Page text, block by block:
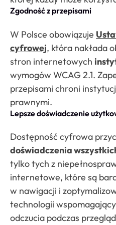
Zgodność z przepisami
W Polsce obowiązuje
cyfrowej, która nakłada
stron internetowych
wymogów WCAG 2.1.
przepisami chroni
prawnymi.
Lepsze doświadczenie
Dostępność cyfrowa
doświadczenia
tylko tych z
internetowe, które są
w nawigacji i
technologii
odczucia podczas